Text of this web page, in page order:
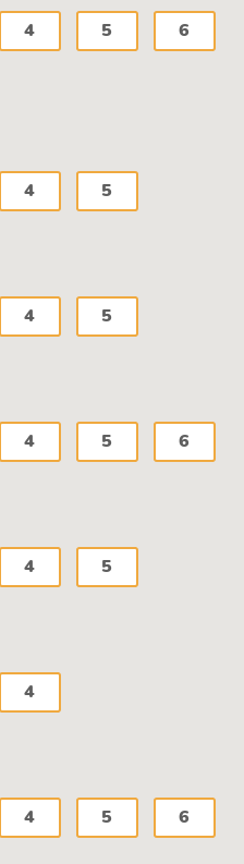
4 5 6
4 5
4 5
4 5 6
4 5
4
4 5 6